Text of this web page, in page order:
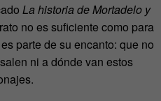
La historia de Mortadelo y
no es suficiente como para
parte de su encanto: que no
ni a dónde van estos